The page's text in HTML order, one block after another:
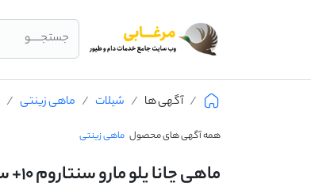
جستجــــو
آگهی ها شیلات ماهی زینتی
همه آگهی های محصول ماهی زینتی
ماهی چانا یلو مارو سنتاروم ۱۰+ سانتی متر